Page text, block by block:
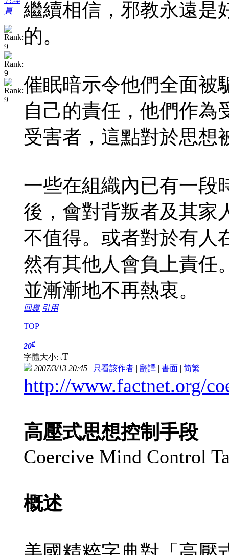
員
繼續相信，邪教永遠是
的。
催眠暗示令他們全面被
自己的責任，他們作為
受害者，這點對於思想
一些在組織內已有一段
後，會對背叛者及其家
不值得。或者對於有人
然有其他人會負上責任
並漸漸地不再熱衷。
回覆 引用
TOP
20#
字體大小: tT
2007/3/13 20:45 | 只看該作者 | 翻譯 | 書面 | 简繁
http://www.factnet.org/
高壓式思想控制手段
Coercive Mind Control
概述